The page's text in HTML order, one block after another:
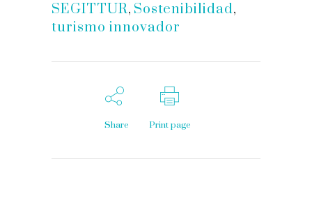
SEGITTUR, Sostenibilidad,
turismo innovador
Share Print page